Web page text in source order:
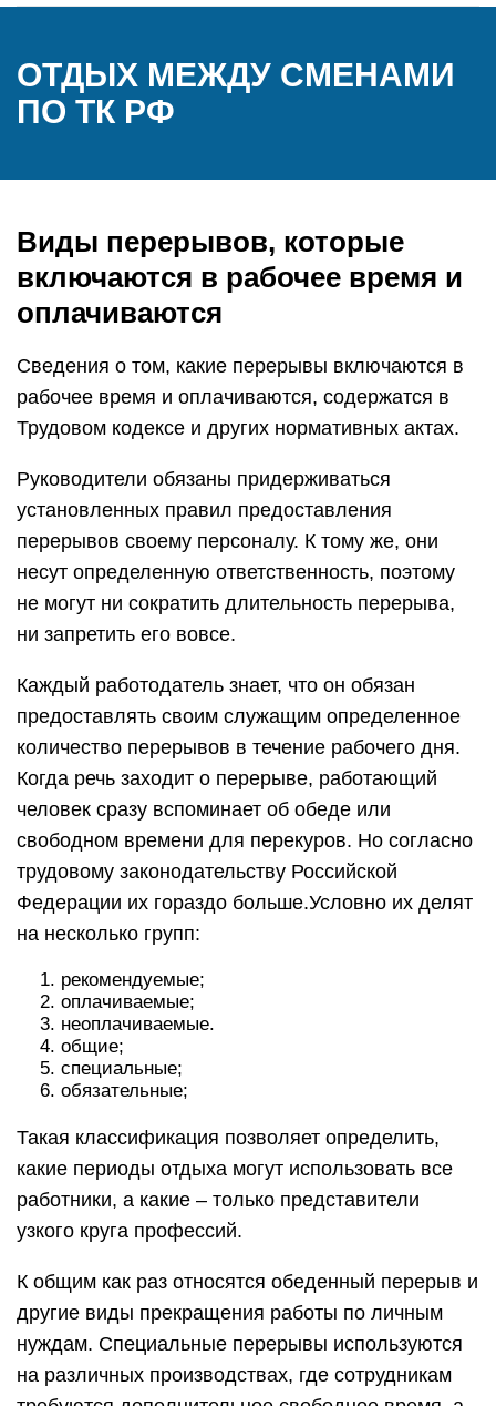
ОТДЫХ МЕЖДУ СМЕНАМИ
ПО ТК РФ
Виды перерывов, которые
включаются в рабочее время и
оплачиваются
Сведения о том, какие перерывы включаются в
рабочее время и оплачиваются, содержатся в
Трудовом кодексе и других нормативных актах.
Руководители обязаны придерживаться
установленных правил предоставления
перерывов своему персоналу. К тому же, они
несут определенную ответственность, поэтому
не могут ни сократить длительность перерыва,
ни запретить его вовсе.
Каждый работодатель знает, что он обязан
предоставлять своим служащим определенное
количество перерывов в течение рабочего дня.
Когда речь заходит о перерыве, работающий
человек сразу вспоминает об обеде или
свободном времени для перекуров. Но согласно
трудовому законодательству Российской
Федерации их гораздо больше.Условно их делят
на несколько групп:
рекомендуемые;
оплачиваемые;
неоплачиваемые.
общие;
специальные;
обязательные;
Такая классификация позволяет определить,
какие периоды отдыха могут использовать все
работники, а какие – только представители
узкого круга профессий.
К общим как раз относятся обеденный перерыв и
другие виды прекращения работы по личным
нуждам. Специальные перерывы используются
на различных производствах, где сотрудникам